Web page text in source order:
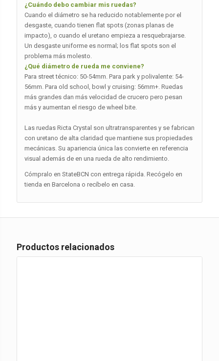
¿Cuándo debo cambiar mis ruedas?
Cuando el diámetro se ha reducido notablemente por el
desgaste, cuando tienen flat spots (zonas planas de
impacto), o cuando el uretano empieza a resquebrajarse.
Un desgaste uniforme es normal; los flat spots son el
problema más molesto.
¿Qué diámetro de rueda me conviene?
Para street técnico: 50-54mm. Para park y polivalente: 54-
56mm. Para old school, bowl y cruising: 56mm+. Ruedas
más grandes dan más velocidad de crucero pero pesan
más y aumentan el riesgo de wheel bite.
Las ruedas Ricta Crystal son ultratransparentes y se fabrican
con uretano de alta claridad que mantiene sus propiedades
mecánicas. Su apariencia única las convierte en referencia
visual además de en una rueda de alto rendimiento.
Cómpralo en StateBCN con entrega rápida. Recógelo en
tienda en Barcelona o recíbelo en casa.
Productos relacionados